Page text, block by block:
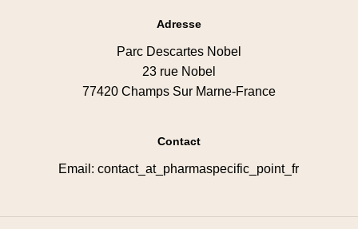
Adresse
Parc Descartes Nobel
23 rue Nobel
77420 Champs Sur Marne-France
Contact
Email: contact_at_pharmaspecific_point_fr